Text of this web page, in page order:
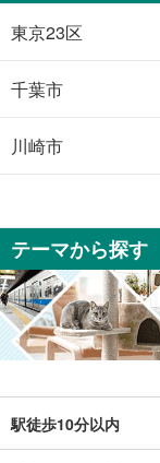
東京23区
千葉市
川崎市
テーマから探す
駅徒歩10分以内